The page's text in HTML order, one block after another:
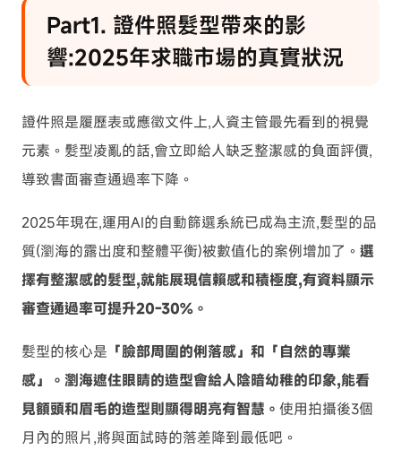
顯示更多
Part1. 證件照髮型帶來的影
響:2025年求職市場的真實狀況
證件照是履歷表或應徵文件上,人資主管最先看到的視覺
元素。髮型凌亂的話,會立即給人缺乏整潔感的負面評價,
導致書面審查通過率下降。
2025年現在,運用AI的自動篩選系統已成為主流,髮型的品
質(瀏海的露出度和整體平衡)被數值化的案例增加了。 選
擇有整潔感的髮型,就能展現信賴感和積極度,有資料顯示
審查通過率可提升20-30%。
髮型的核心是 「臉部周圍的俐落感」和「自然的專業
感」。瀏海遮住眼睛的造型會給人陰暗幼稚的印象,能看
見額頭和眉毛的造型則顯得明亮有智慧。 使用拍攝後3個
月內的照片,將與面試時的落差降到最低吧。